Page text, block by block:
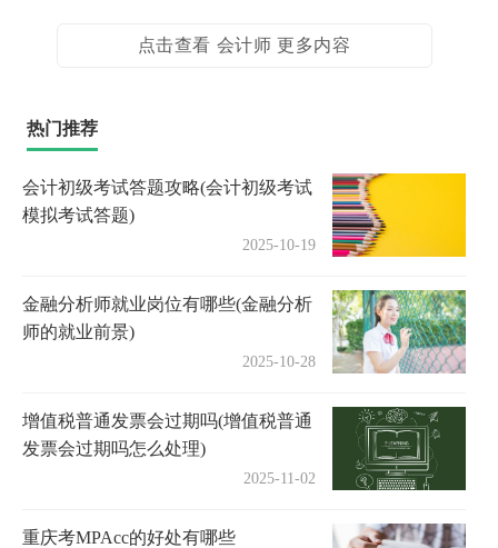
点击查看 会计师 更多内容
热门推荐
会计初级考试答题攻略(会计初级考试
模拟考试答题)
2025-10-19
金融分析师就业岗位有哪些(金融分析
师的就业前景)
2025-10-28
增值税普通发票会过期吗(增值税普通
发票会过期吗怎么处理)
2025-11-02
重庆考MPAcc的好处有哪些